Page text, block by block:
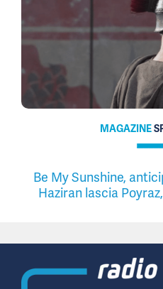
MAGAZINE
Be My Sunshine,
Haziran lascia